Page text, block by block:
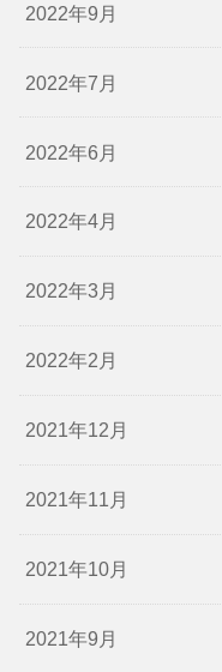
2022年9月
2022年7月
2022年6月
2022年4月
2022年3月
2022年2月
2021年12月
2021年11月
2021年10月
2021年9月